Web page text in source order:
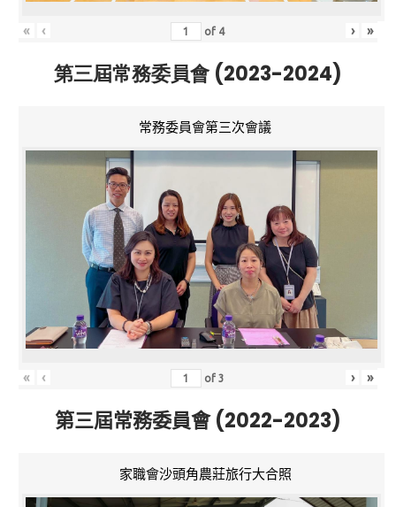
« ‹ of 4 › »
第三屆常務委員會 (2023-2024)
常務委員會第三次會議
« ‹ of3 › »
第三屆常務委員會 (2022-2023)
家職會沙頭角農莊旅行大合照